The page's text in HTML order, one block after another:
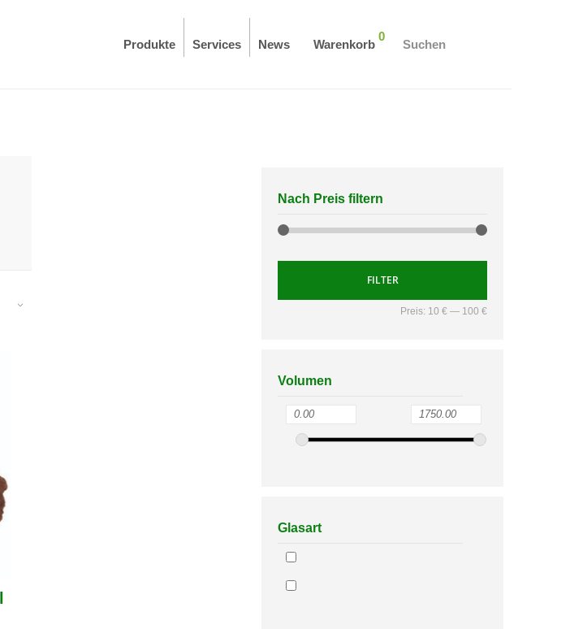
Suchen
Warenkorb
0
Produkte Services News
Nach Preis filtern
FILTER
Preis: 10 € — 100 €
Volumen
Glasart